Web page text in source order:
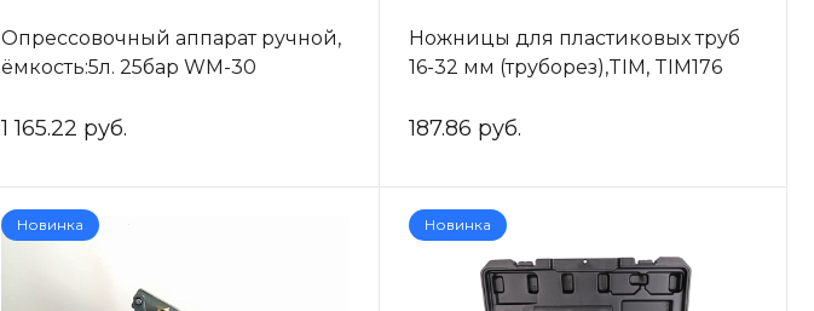
Опрессовочный аппарат ручной,
ёмкость:5л. 25бар WM-30
1 165.22 руб.
Ножницы для пластиковых труб
16-32 мм (труборез),TIM, TIM176
187.86 руб.
Новинка Новинка